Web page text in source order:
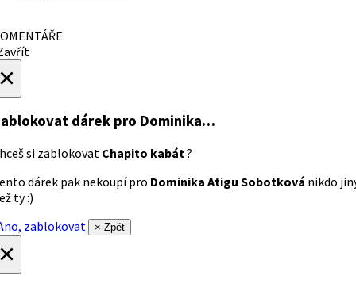
dárek pro Dominika…
si zablokovat Chapito kabát ?
dárek pak nekoupí pro Dominika Atigu Sobotková nikdo
ty :)
zablokovat
× Zpět